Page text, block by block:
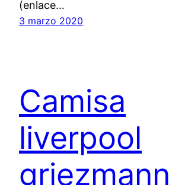
(enlace…
3 marzo 2020
Camisa
liverpool
griezmann